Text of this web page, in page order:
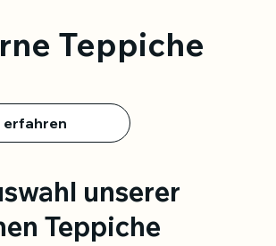
Teppiche
erfahren
unserer
Teppiche